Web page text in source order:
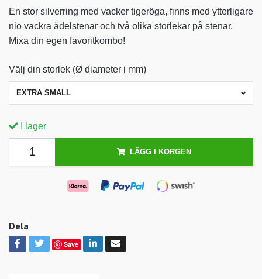
En stor silverring med vacker tigeröga, finns med ytterligare
nio vackra ädelstenar och två olika storlekar på stenar.
Mixa din egen favoritkombo!
Välj din storlek (Ø diameter i mm)
EXTRA SMALL
I lager
LÄGG I KORGEN
Dela
Save